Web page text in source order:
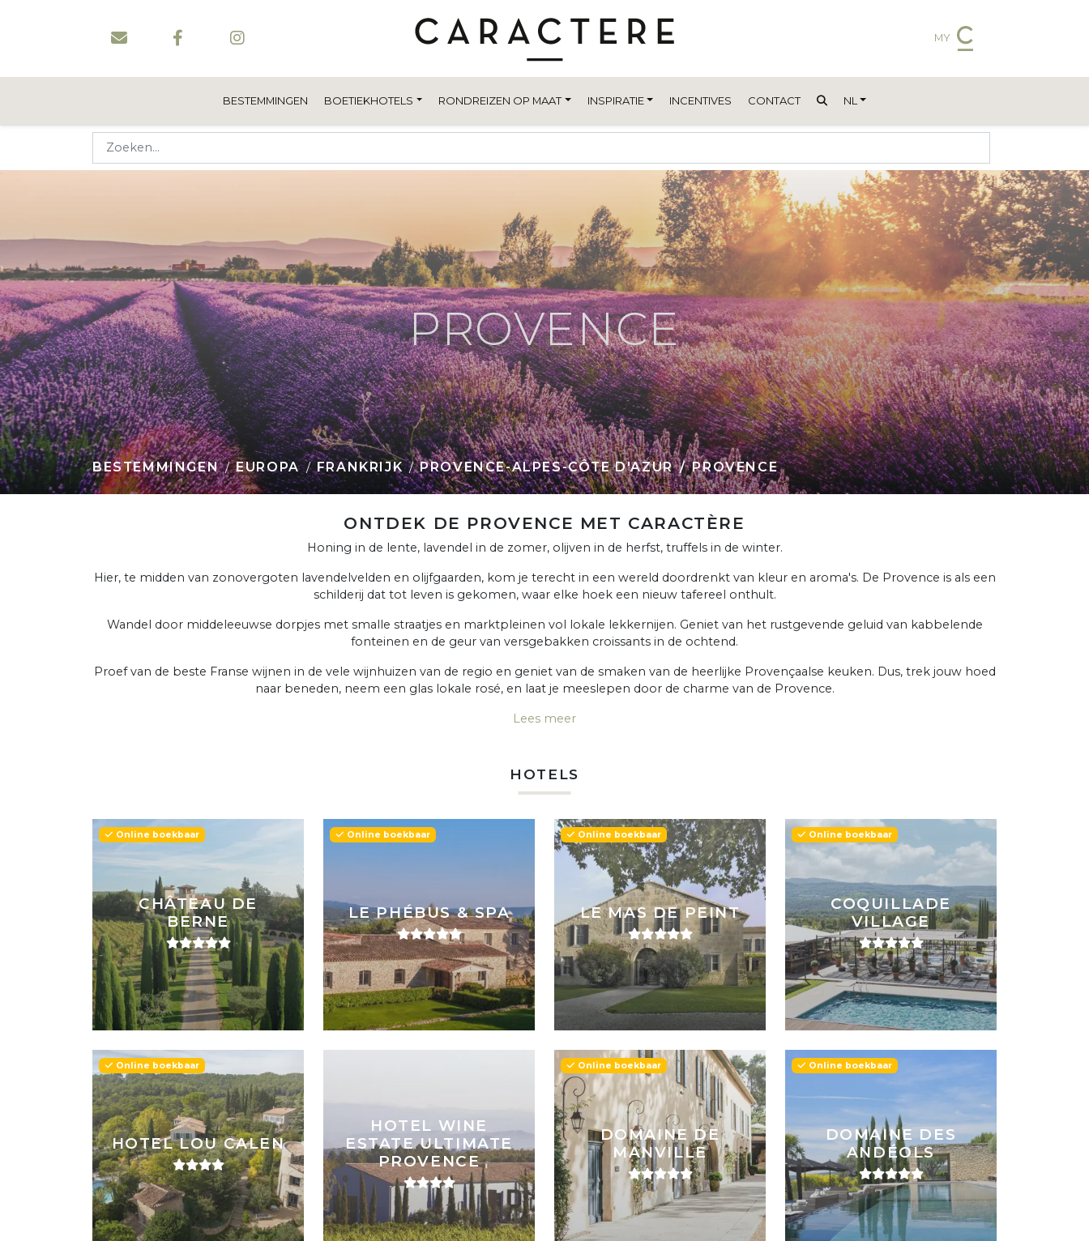
MY
BESTEMMINGEN BOETIEKHOTELS RONDREIZEN OP MAAT INSPIRATIE INCENTIVES CONTACT NL
PROVENCE
BESTEMMINGEN EUROPA FRANKRIJK PROVENCE-ALPES-CÔTE D'AZUR PROVENCE
ONTDEK DE PROVENCE MET CARACTÈRE
Honing in de lente, lavendel in de zomer, olijven in de herfst, truffels in de winter.
Hier, te midden van zonovergoten lavendelvelden en olijfgaarden, kom je terecht in een wereld doordrenkt van kleur en aroma's. De Provence is als een
schilderij dat tot leven is gekomen, waar elke hoek een nieuw tafereel onthult.
Wandel door middeleeuwse dorpjes met smalle straatjes en marktpleinen vol lokale lekkernijen. Geniet van het rustgevende geluid van kabbelende
fonteinen en de geur van versgebakken croissants in de ochtend.
Proef van de beste Franse wijnen in de vele wijnhuizen van de regio en geniet van de smaken van de heerlijke Provençaalse keuken. Dus, trek jouw hoed
naar beneden, neem een glas lokale rosé, en laat je meeslepen door de charme van de Provence.
Lees meer
HOTELS
CHÂTEAU DE
BERNE
Online boekbaar
LE PHÉBUS & SPA
Online boekbaar
LE MAS DE PEINT
Online boekbaar
COQUILLADE
VILLAGE
Online boekbaar
HOTEL LOU CALEN
Online boekbaar
HOTEL WINE
ESTATE ULTIMATE
PROVENCE
DOMAINE DE
MANVILLE
Online boekbaar
DOMAINE DES
ANDÉOLS
Online boekbaar